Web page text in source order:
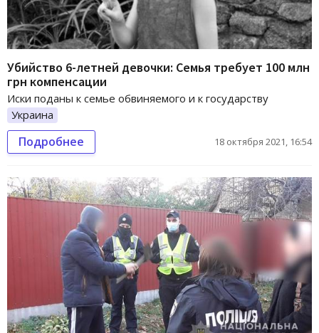
Убийство 6-летней девочки: Семья требует 100 млн
грн компенсации
Иски поданы к семье обвиняемого и к государству
Украина
Подробнее 18 октября 2021, 16:54